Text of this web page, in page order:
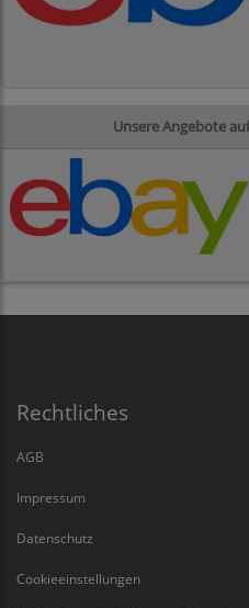
Unsere Angebote
Rechtliches
AGB
Impressum
Datenschutz
Cookieeinstellungen